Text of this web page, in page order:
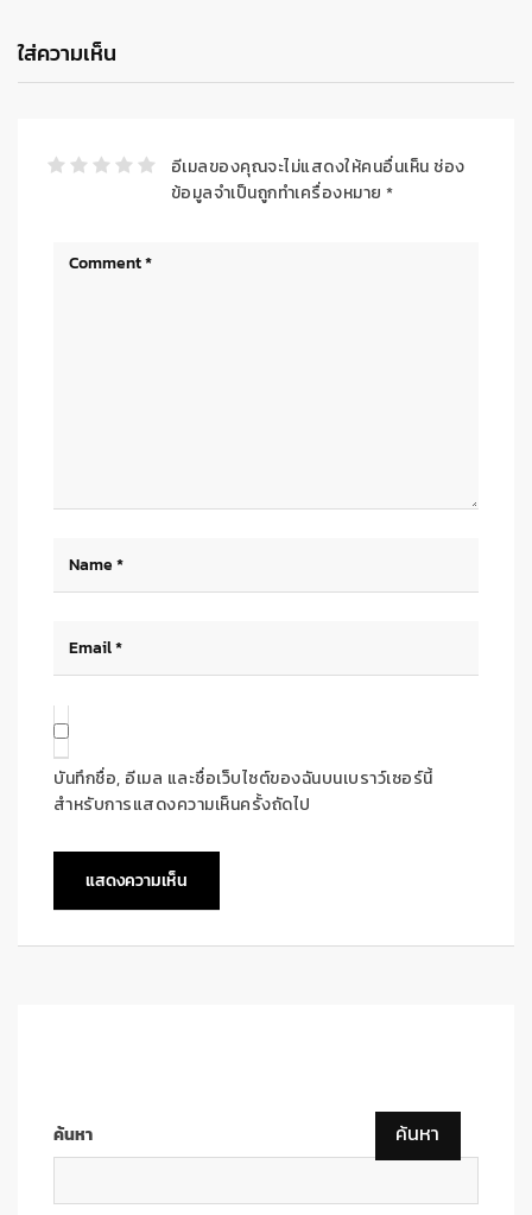
ใส่ความเห็น
อีเมลของคุณจะไม่แสดงให้คนอื่นเห็น ช่อง
ข้อมูลจำเป็นถูกทำเครื่องหมาย *
บันทึกชื่อ, อีเมล และชื่อเว็บไซต์ของฉันบนเบราว์เซอร์นี้
สำหรับการแสดงความเห็นครั้งถัดไป
ค้นหา ค้นหา